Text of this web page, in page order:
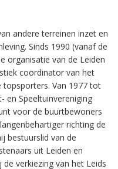
andere terreinen inzet en
Sinds 1990 (vanaf de
organisatie van de Leiden
coördinator van het
topsporters. Van 1977 tot
en Speeltuinvereniging
voor de buurtbewoners
richting de
bestuurslid van de
uit Leiden en
verkiezing van het Leids